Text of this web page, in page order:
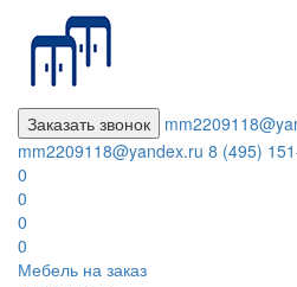
Заказать звонок
mm2209118@yandex.ru 8 (495)
0
0
0
0
Мебель на заказ